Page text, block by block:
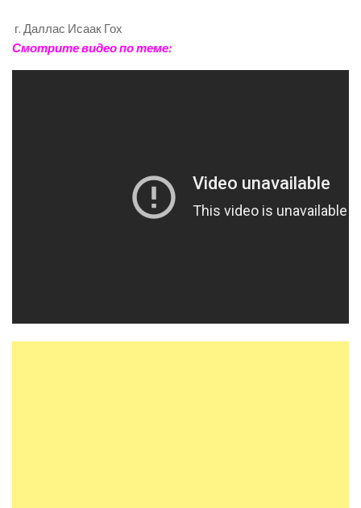
г. Даллас Исаак Гох
Смотрите видео по теме: